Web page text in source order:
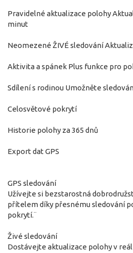
Pravidelné aktualizace polohy
minut
Neomezené ŽIVÉ sledování
Aktivita a spánek Plus funkce pro
Sdílení s rodinou Umožněte
Celosvětové pokrytí
Historie polohy za 365 dnů
Export dat GPS
GPS sledování
Užívejte si bezstarostná
přítelem díky přesnému sledování
pokrytí.¨
Živé sledování
Dostávejte aktualizace polohy v